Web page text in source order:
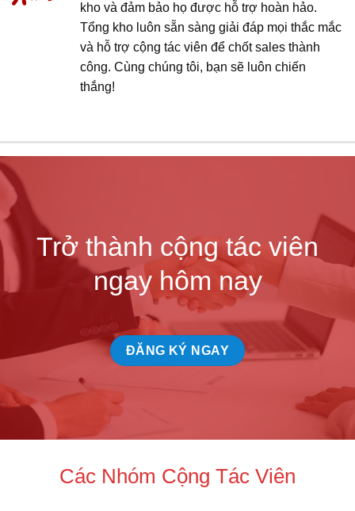
kho và đảm bảo họ được hỗ trợ hoàn hảo.
Tổng kho luôn sẵn sàng giải đáp mọi thắc mắc
và hỗ trợ cộng tác viên để chốt sales thành
công. Cùng chúng tôi, bạn sẽ luôn chiến
thắng!
Trở thành cộng tác viên
ngay hôm nay
ĐĂNG KÝ NGAY
Các Nhóm Cộng Tác Viên